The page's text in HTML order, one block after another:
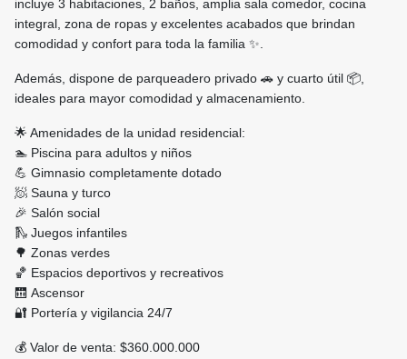
incluye 3 habitaciones, 2 baños, amplia sala comedor, cocina
integral, zona de ropas y excelentes acabados que brindan
comodidad y confort para toda la familia ✨.
Además, dispone de parqueadero privado 🚗 y cuarto útil 📦,
ideales para mayor comodidad y almacenamiento.
🌟 Amenidades de la unidad residencial:
🏊 Piscina para adultos y niños
💪 Gimnasio completamente dotado
🧖 Sauna y turco
🎉 Salón social
🛝 Juegos infantiles
🌳 Zonas verdes
🏀 Espacios deportivos y recreativos
🛗 Ascensor
🔐 Portería y vigilancia 24/7
💰 Valor de venta: $360.000.000